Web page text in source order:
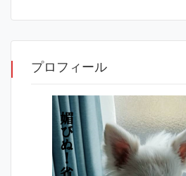
プロフィール